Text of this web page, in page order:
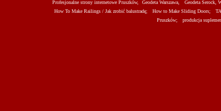
Profesjonalne strony internetowe Pruszków, Geodeta Warszawa,
Geodeta Serock,
How To Make Railings / Jak zrobić balustradę;
How to Make Sliding Doors;
Pruszków;
produkcja